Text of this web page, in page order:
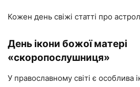
Кожен день свіжі статті про
День ікони божої матері
«скоропослушниця»
У православному світі є особлива